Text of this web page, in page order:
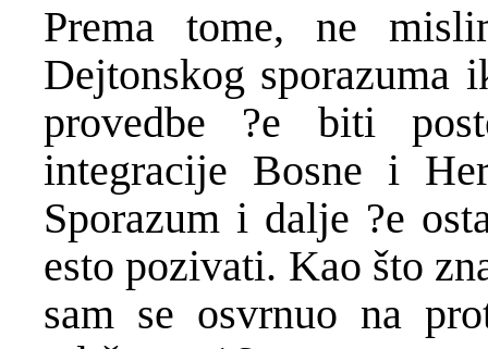
Prema tome, ne
Dejtonskog sporazuma
provedbe ?e biti
integracije Bosne i
Sporazum i dalje ?e
esto pozivati. Kao što
sam se osvrnuo na